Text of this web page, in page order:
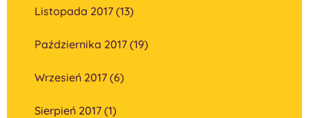
Listopada 2017 (13)
Października 2017 (19)
Wrzesień 2017 (6)
Sierpień 2017 (1)